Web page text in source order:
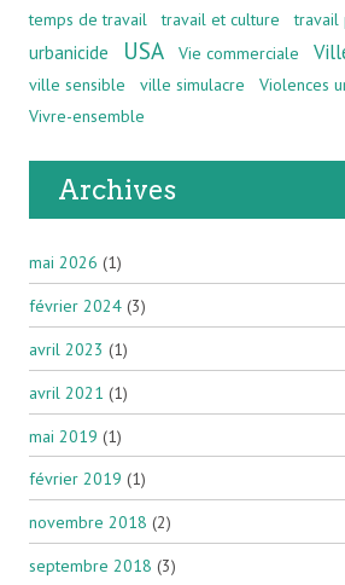
temps de travail
travail et culture travail
urbanicide USA Vie commerciale
ville sensible ville simulacre
Violences
Vivre-ensemble
Archives
mai 2026 (1)
février 2024 (3)
avril 2023 (1)
avril 2021 (1)
mai 2019 (1)
février 2019 (1)
novembre 2018 (2)
septembre 2018 (3)